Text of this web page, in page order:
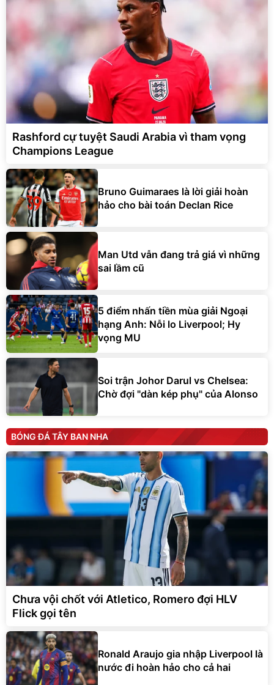
Rashford cự tuyệt Saudi Arabia vì tham vọng
Champions League
Bruno Guimaraes là lời giải hoàn
hảo cho bài toán Declan Rice
Man Utd vẫn đang trả giá vì những
sai lầm cũ
5 điểm nhấn tiền mùa giải Ngoại
hạng Anh: Nỗi lo Liverpool; Hy
vọng MU
Soi trận Johor Darul vs Chelsea:
Chờ đợi "dàn kép phụ" của Alonso
BÓNG ĐÁ TÂY BAN NHA
Chưa vội chốt với Atletico, Romero đợi HLV
Flick gọi tên
Ronald Araujo gia nhập Liverpool là
nước đi hoàn hảo cho cả hai